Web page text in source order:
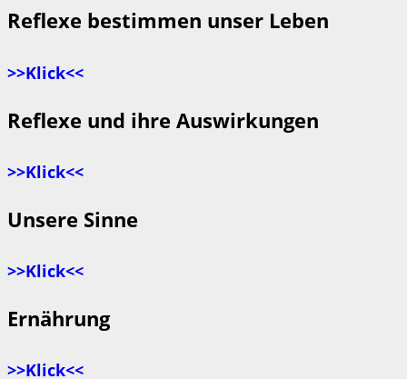
Reflexe bestimmen unser Leben
>>Klick<<
Reflexe und ihre Auswirkungen
>>Klick<<
Unsere Sinne
>>Klick<<
Ernährung
>>Klick<<